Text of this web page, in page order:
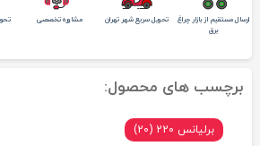
ارسال مستقیم از بازار چراغ
برق
تحویل سریع شهر تهران مشاوره تخصصی
برچسب های محصول:
برلیانس 220 (20)